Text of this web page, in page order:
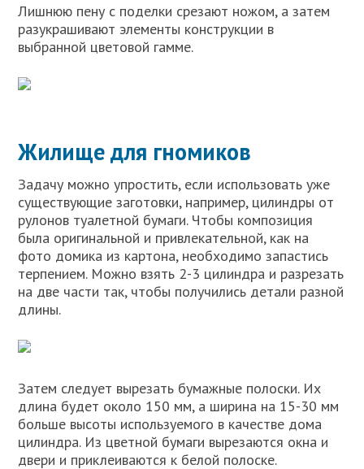
Лишнюю пену с поделки срезают ножом, а затем
разукрашивают элементы конструкции в
выбранной цветовой гамме.
Жилище для гномиков
Задачу можно упростить, если использовать уже
существующие заготовки, например, цилиндры от
рулонов туалетной бумаги. Чтобы композиция
была оригинальной и привлекательной, как на
фото домика из картона, необходимо запастись
терпением. Можно взять 2-3 цилиндра и разрезать
на две части так, чтобы получились детали разной
длины.
Затем следует вырезать бумажные полоски. Их
длина будет около 150 мм, а ширина на 15-30 мм
больше высоты используемого в качестве дома
цилиндра. Из цветной бумаги вырезаются окна и
двери и приклеиваются к белой полоске.